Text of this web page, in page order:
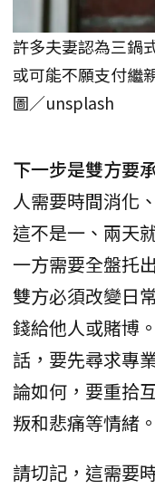
許多夫妻認為三鍋
或可能不願支付繼
圖／unsplash
下一步是雙方要
人需要時間消化
這不是一、兩天
一方需要全盤托
雙方必須改變日
錢給他人或賭博
話，要先尋求專
論如何，要重拾
叛和悲痛等情緒。
請切記，這需要